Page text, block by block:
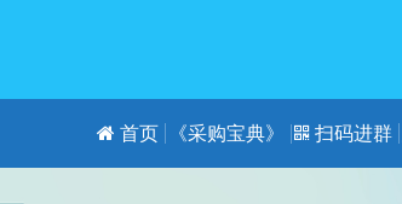
首页 《采购宝典》 扫码进群